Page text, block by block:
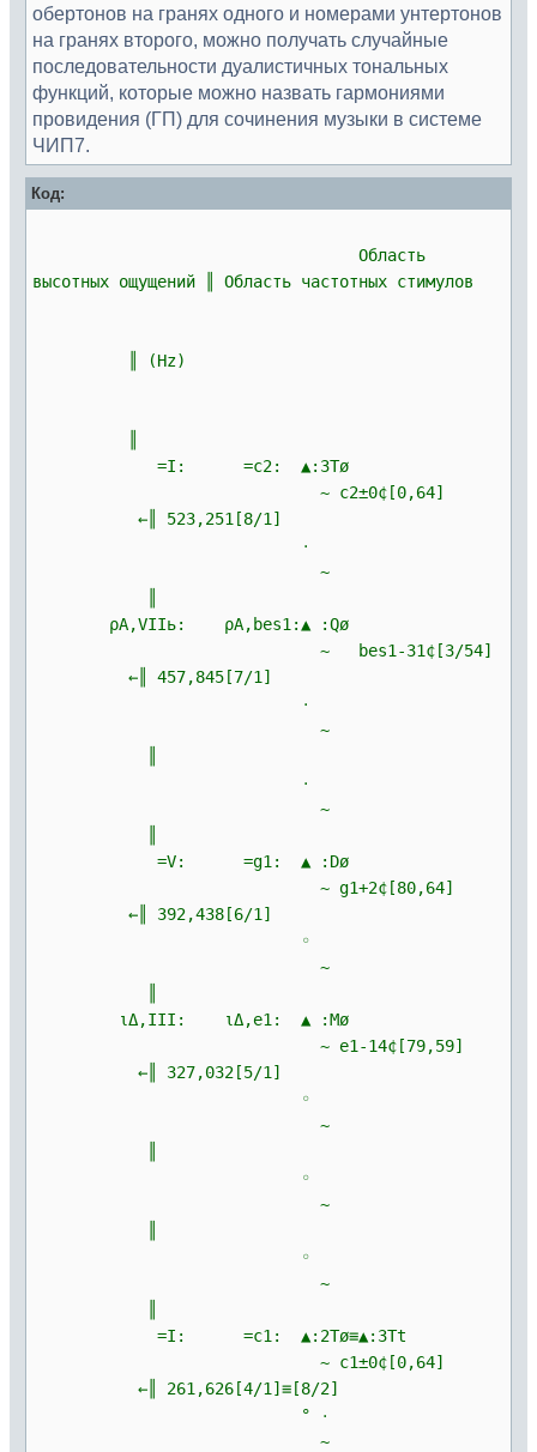
обертонов на гранях одного и номерами унтертонов
на гранях второго, можно получать случайные
последовательности дуалистичных тональных
функций, которые можно назвать гармониями
провидения (ГП) для сочинения музыки в системе
ЧИП7.
Код:
Область
высотных ощущений ║ Область частотных стимулов
║ (Hz)
=I: =c2: ▲:3Tø
~ c2±0¢[0,64]
←║ 523,251[8/1]
۰
~
ρΑ,VIIь: ρΑ,bes1:▲ :Qø
~ bes1-31¢[3/54]
←║ 457,845[7/1]
۰
~
۰
~
=V: =g1: ▲ :Dø
~ g1+2¢[80,64]
←║ 392,438[6/1]
◦
~
ιΔ,III: ιΔ,e1: ▲ :Mø
~ e1-14¢[79,59]
←║ 327,032[5/1]
◦
~
◦
~
◦
~
=I: =c1: ▲:2Tø≡▲:3Tt
~ c1±0¢[0,64]
←║ 261,626[4/1]≡[8/2]
° ۰
~